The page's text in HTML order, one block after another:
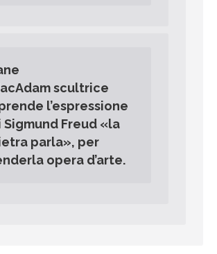
scultrice
l’espressione
Sigmund Freud «la
parla», per
opera d’arte.